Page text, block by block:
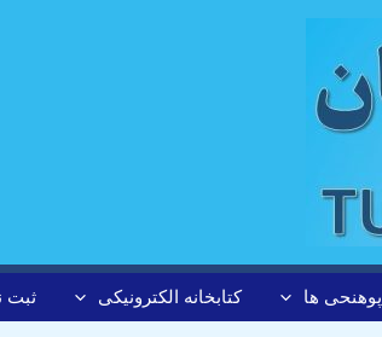
پوهنحی ها کتابخانه الکترونیکی ثبت